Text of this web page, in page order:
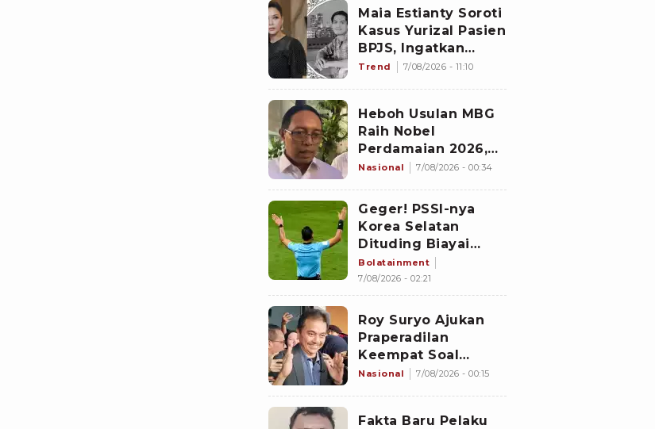
Maia Estianty Soroti
Kasus Yurizal Pasien
BPJS, Ingatkan
Nakes untuk Jaga
Trend 7/08/2026 - 11:10
Heboh Usulan MBG
Raih Nobel
Perdamaian 2026,
Istana Akhirnya
Nasional 7/08/2026 - 00:34
Geger! PSSI-nya
Korea Selatan
Dituding Biayai
Hiburan Seks untuk
Wasit Asing, KFA
Buka Suara
Bolatainment
7/08/2026 - 02:21
Roy Suryo Ajukan
Praperadilan
Keempat Soal
Status Cekal
Nasional 7/08/2026 - 00:15
Fakta Baru Pelaku